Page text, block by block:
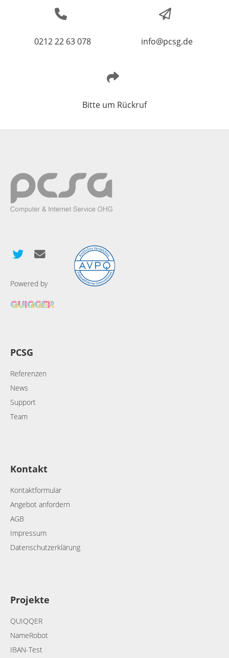
0212 22 63 078 info@pcsg.de
Bitte um Rückruf
Powered by
PCSG
Referenzen
News
Support
Team
Kontakt
Kontaktformular
Angebot anfordern
AGB
Impressum
Datenschutzerklärung
Projekte
QUIQQER
NameRobot
IBAN-Test